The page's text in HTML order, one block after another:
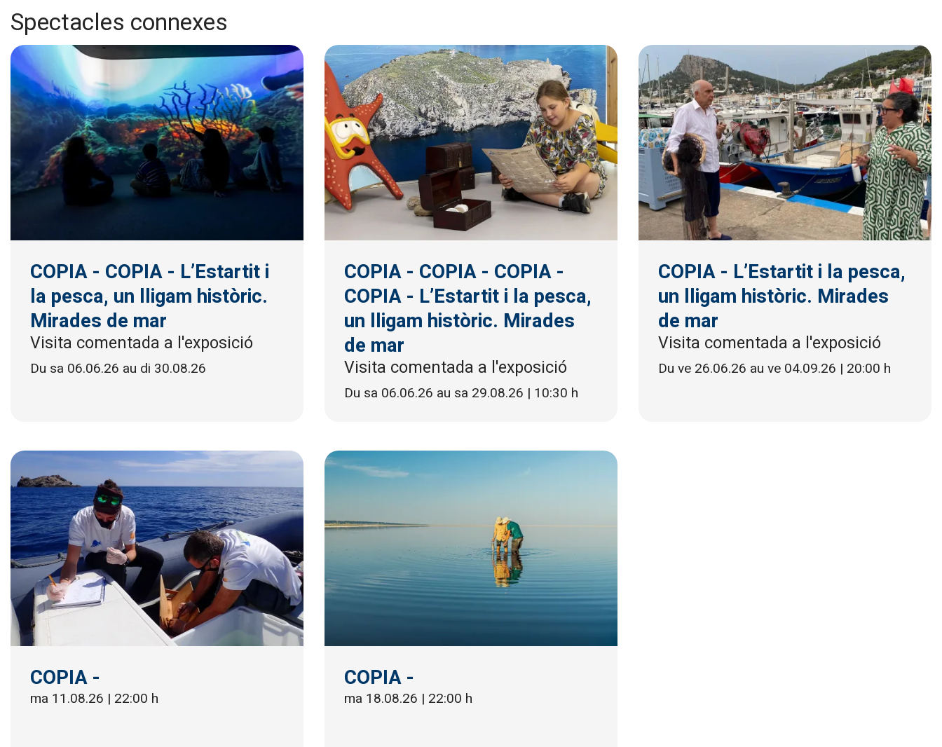
Spectacles connexes
COPIA - COPIA - L’Estartit i
la pesca, un lligam històric.
Mirades de mar
Visita comentada a l'exposició
Du sa 06.06.26 au di 30.08.26
COPIA - COPIA - COPIA -
COPIA - L’Estartit i la pesca,
un lligam històric. Mirades
de mar
Visita comentada a l'exposició
Du sa 06.06.26 au sa 29.08.26 | 10:30 h
COPIA - L’Estartit i la pesca,
un lligam històric. Mirades
de mar
Visita comentada a l'exposició
Du ve 26.06.26 au ve 04.09.26 | 20:00 h
COPIA -
ma 11.08.26 | 22:00 h
COPIA -
ma 18.08.26 | 22:00 h